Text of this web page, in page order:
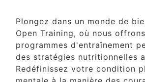
Plongez dans un monde de
Open Training, où nous
programmes d'entraînement
des stratégies nutritionnelles
Redéfinissez votre condition